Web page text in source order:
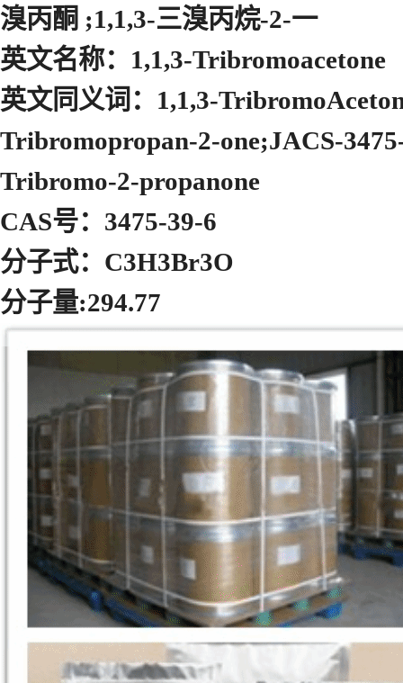
溴丙酮 ;1,1,3-三溴丙烷-2-一
英文名称：1,1,3-Tribromoacetone
英文同义词：1,1,3-
Tribromopropan-2-one;JACS-
Tribromo-2-propanone
CAS号：3475-39-6
分子式：C3H3Br3O
分子量:294.77